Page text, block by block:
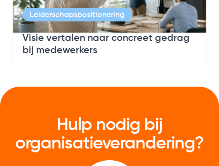
Leiderschapspositionering
Visie vertalen naar concreet gedrag
bij medewerkers
Hulp nodig bij
organisatie­verandering?